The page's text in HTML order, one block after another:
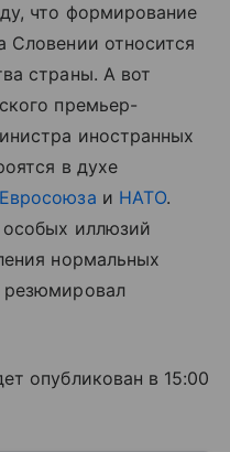
что формирование
Словении относится
страны. А вот
премьер-
иностранных
в духе
Евросоюза и НАТО.
особых иллюзий
нормальных
опубликован в 15:00